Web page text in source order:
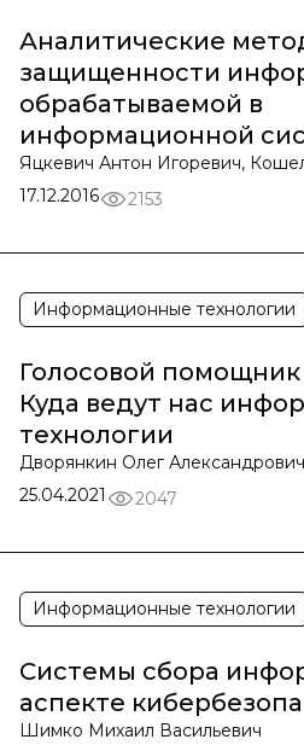
Аналитические
защищенности
обрабатываемой в
информационной
Яцкевич Антон Игоревич,
17.12.2016
2153
Информационные технологии
Голосовой
Куда ведут нас
технологии
Дворянкин Олег Александрович
25.04.2021
2047
Информационные технологии
Системы сбора
аспекте
Шимко Михаил Васильевич